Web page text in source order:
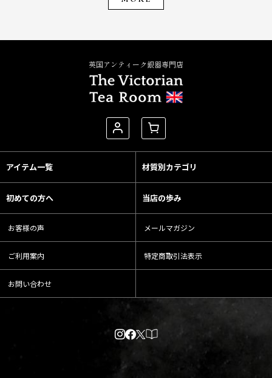
英国アンティーク銀器専門店
アイテム一覧 材質別カテゴリ
初めての方へ 当店の歩み
お客様の声 メールマガジン
ご利用案内 特定商取引法表示
お問い合わせ